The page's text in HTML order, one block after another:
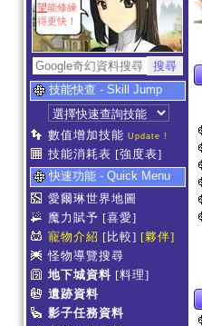
望能修練
得更快！
技能快查 - Skill Jump
數值增加技能 Update !
技能消耗表 [強度表]
快速功能 - Quick Menu
愛爾琳世界地圖
魔力賦予 [喜愛]
寵物介紹 [比較] [夥伴]
怪物導覽搜尋
地下城資料 [料理]
遺跡資料
影子任務資料